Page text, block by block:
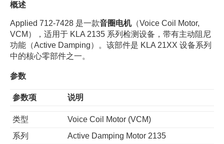
概述
Applied 712-7428 是一款音圈电机（Voice Coil Motor,
VCM），适用于 KLA 2135 系列检测设备，带有主动阻尼
功能（Active Damping）。该部件是 KLA 21XX 设备系列
中的核心零部件之一。
参数
参数项 说明
类型
Voice Coil Motor (VCM)
系列
Active Damping Motor 2135